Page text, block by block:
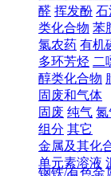
醛 挥发酚 石
类化合物 苯
氯农药 有机
多环芳烃 二
醇类化合物
固废和气体
固废 纯气 氮
组分 其它
金属及其化
单元素溶液
钢铁/有色金